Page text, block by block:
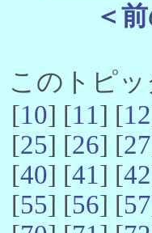
＜
このトピ
[10] [11] [12
[25] [26] [27
[40] [41] [42
[55] [56] [57